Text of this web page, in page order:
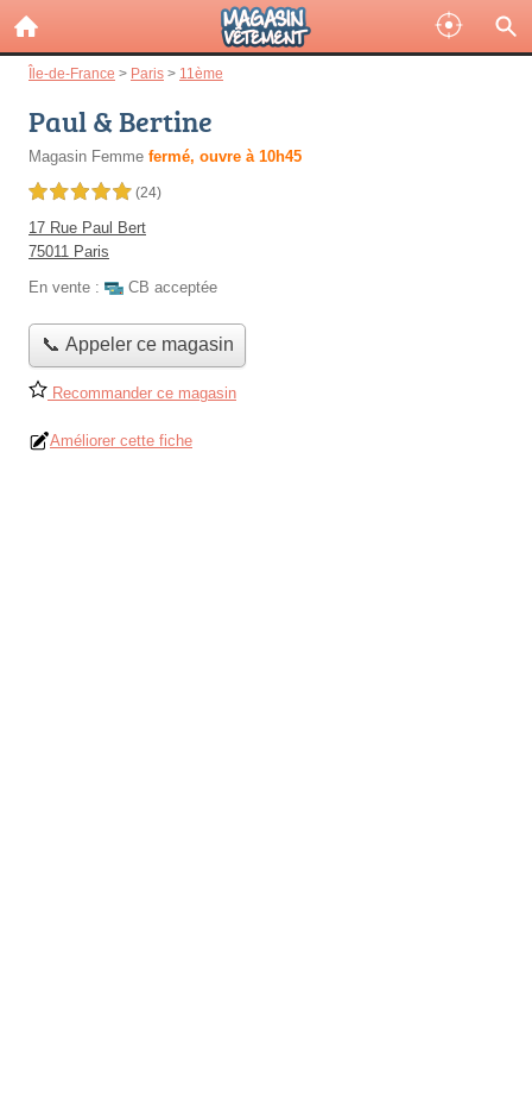
Île-de-France > Paris > 11ème
Paul & Bertine
Magasin Femme fermé, ouvre à 10h45
5,0 étoiles sur 5 (24)
17 Rue Paul Bert
75011 Paris
En vente :
CB acceptée
📞 Appeler ce magasin
Recommander ce magasin
Améliorer cette fiche